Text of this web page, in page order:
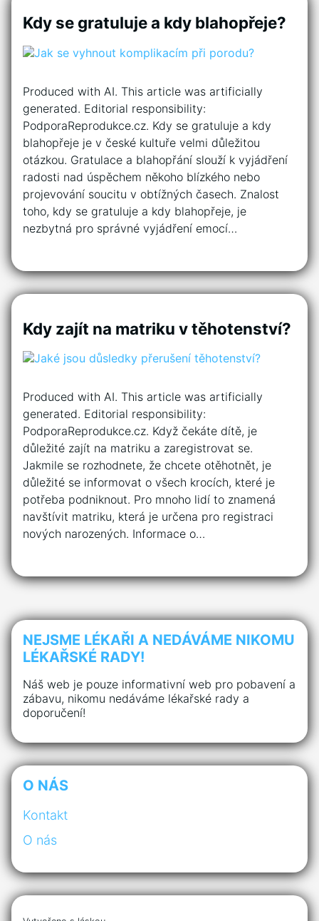
Kdy se gratuluje a kdy blahopřeje?
Produced with AI. This article was artificially
generated. Editorial responsibility:
PodporaReprodukce.cz. Kdy se gratuluje a kdy
blahopřeje je v české kultuře velmi důležitou
otázkou. Gratulace a blahopřání slouží k vyjádření
radosti nad úspěchem někoho blízkého nebo
projevování soucitu v obtížných časech. Znalost
toho, kdy se gratuluje a kdy blahopřeje, je
nezbytná pro správné vyjádření emocí…
Kdy zajít na matriku v těhotenství?
Produced with AI. This article was artificially
generated. Editorial responsibility:
PodporaReprodukce.cz. Když čekáte dítě, je
důležité zajít na matriku a zaregistrovat se.
Jakmile se rozhodnete, že chcete otěhotnět, je
důležité se informovat o všech krocích, které je
potřeba podniknout. Pro mnoho lidí to znamená
navštívit matriku, která je určena pro registraci
nových narozených. Informace o…
NEJSME LÉKAŘI A NEDÁVÁME NIKOMU
LÉKAŘSKÉ RADY!
Náš web je pouze informativní web pro pobavení a
zábavu, nikomu nedáváme lékařské rady a
doporučení!
O NÁS
Kontakt
O nás